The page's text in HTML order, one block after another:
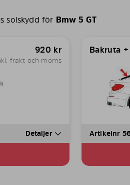
solskydd för Bmw 5 GT
920 kr
frakt och moms
Detaljer
Bakruta
Artikelnr